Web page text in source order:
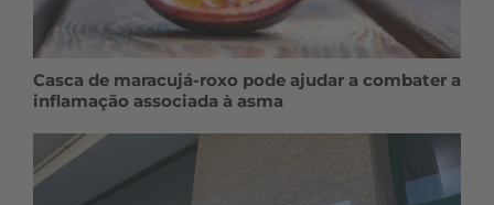
Casca de maracujá-roxo pode ajudar a combater a
inflamação associada à asma